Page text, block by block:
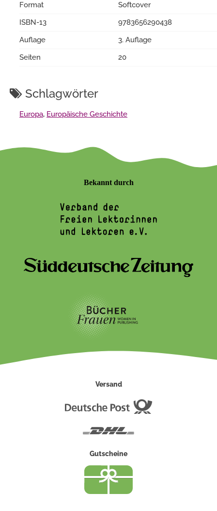
Format
Softcover
ISBN-13
9783656290438
Auflage
3. Auflage
Seiten
20
Schlagwörter
Europa, Europäische Geschichte
Bekannt durch
Versand
Gutscheine